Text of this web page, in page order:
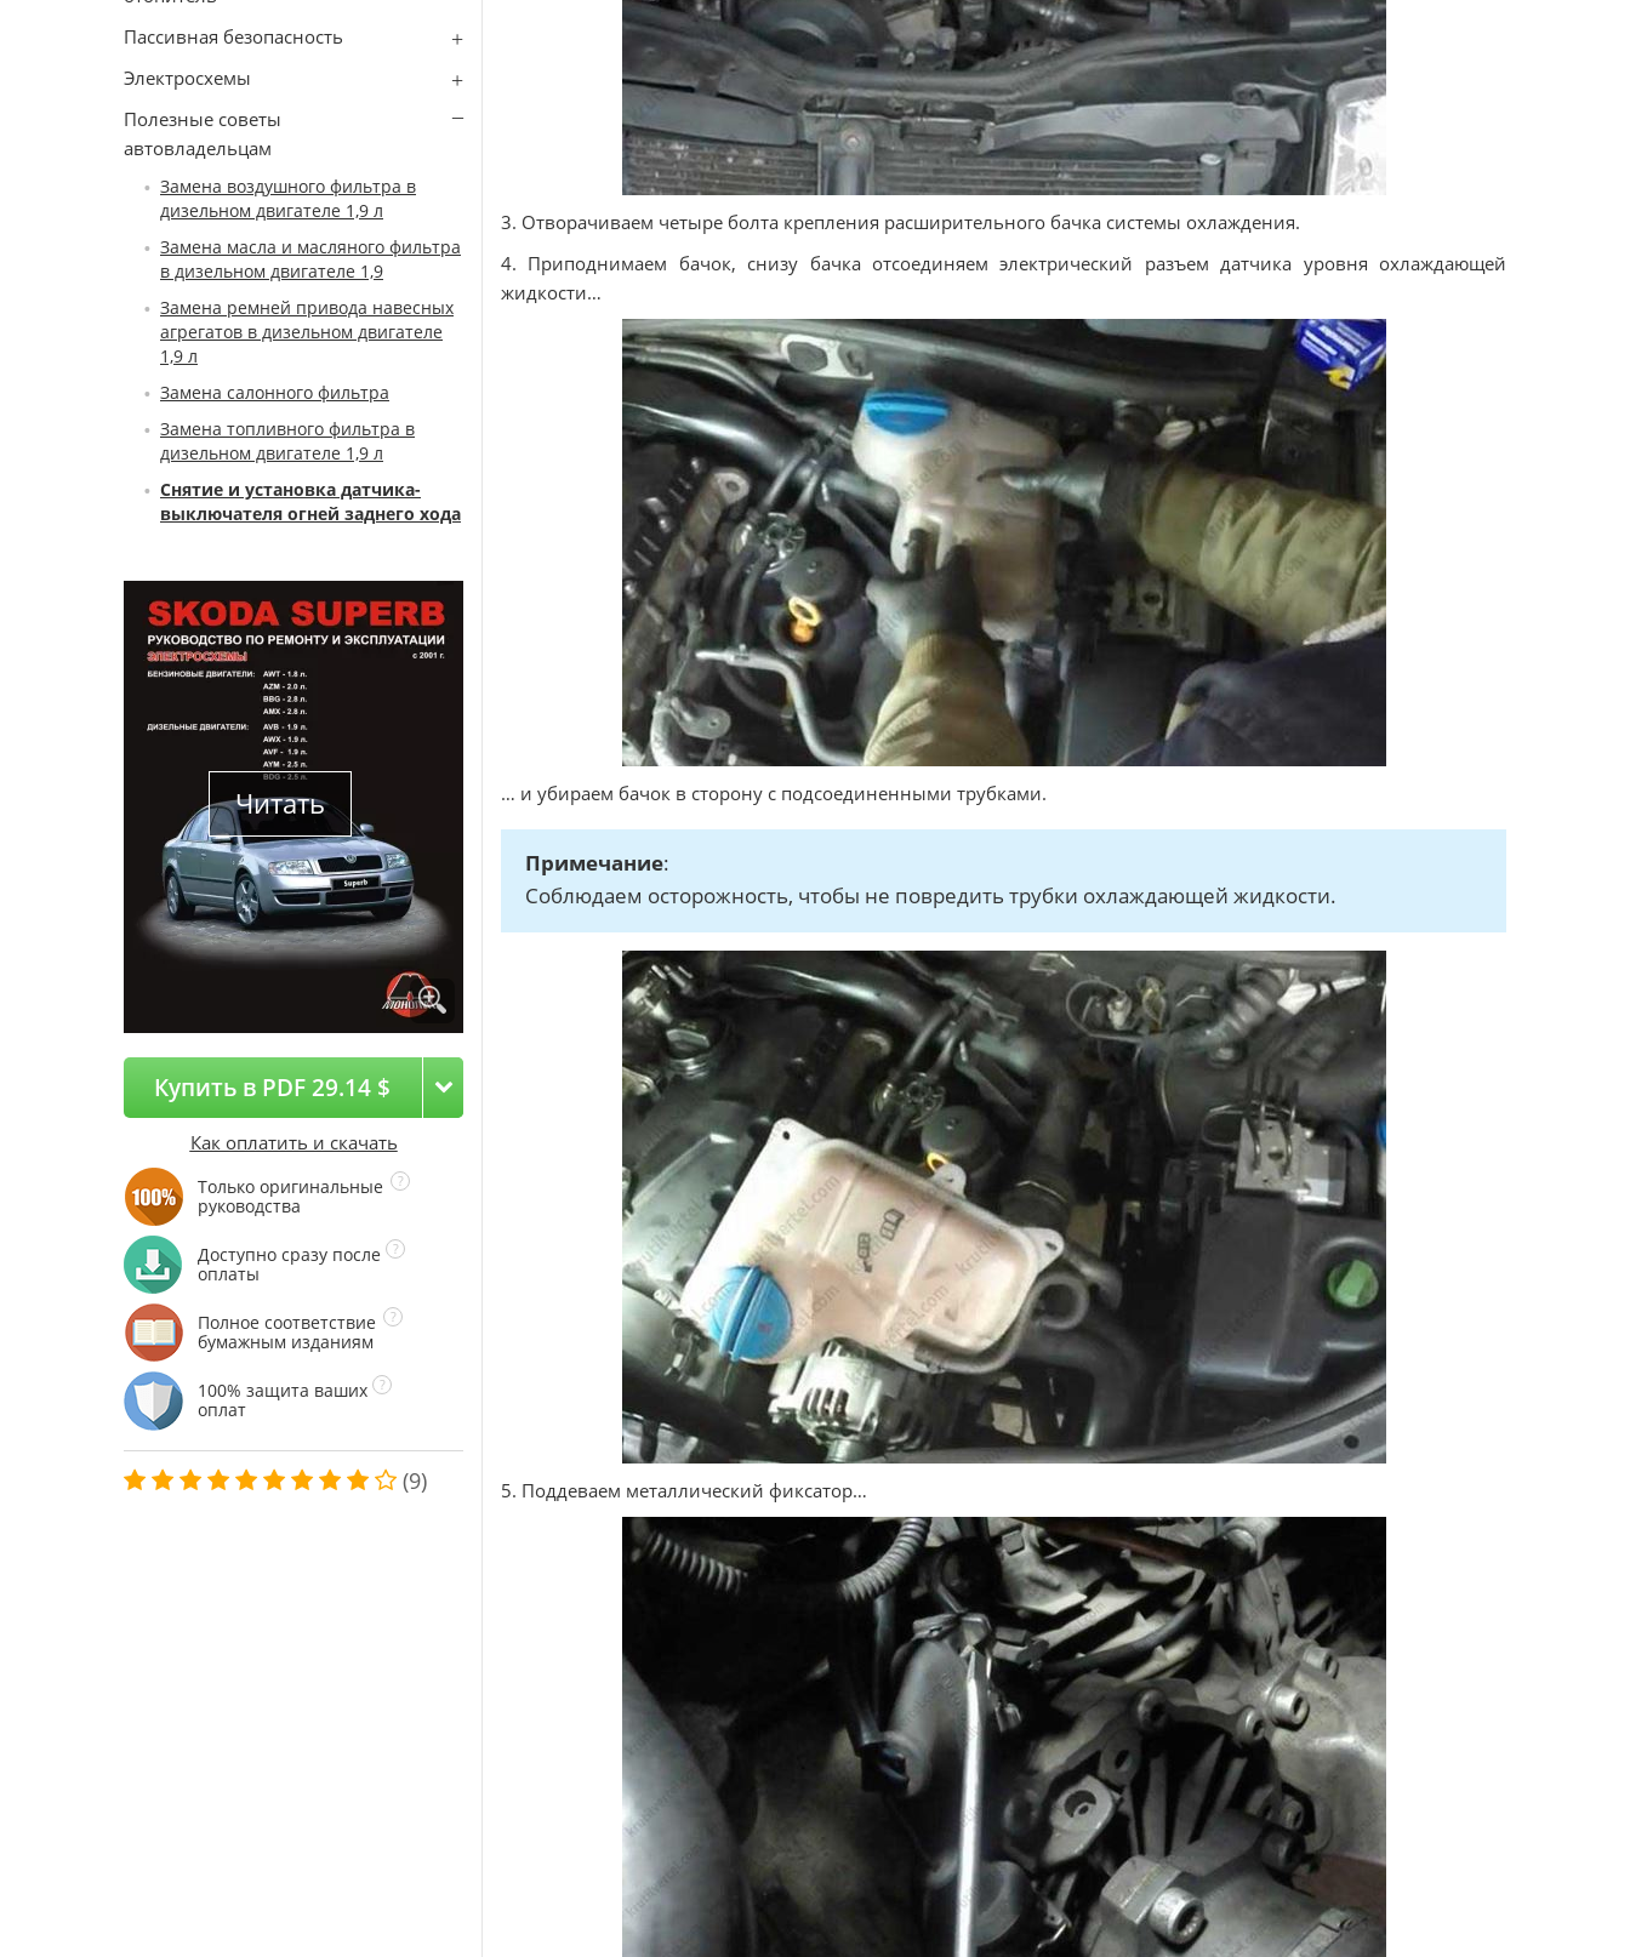
Пассивная безопасность
Электросхемы
Полезные советы
автовладельцам
Замена воздушного фильтра в
дизельном двигателе 1,9 л
Замена масла и масляного фильтра
в дизельном двигателе 1,9
Замена ремней привода навесных
агрегатов в дизельном двигателе
1,9 л
Замена салонного фильтра
Замена топливного фильтра в
дизельном двигателе 1,9 л
Снятие и установка датчика-
выключателя огней заднего хода
Читать
Купить в PDF 29.14 $
Как оплатить и скачать
Только оригинальные
руководства
Доступно сразу после
оплаты
Полное соответствие
бумажным изданиям
100% защита ваших
оплат
(9)
3. Отворачиваем четыре болта крепления расширительного бачка системы охлаждения.
4. Приподнимаем бачок, снизу бачка отсоединяем электрический разъем датчика уровня охлаждающей
жидкости…
… и убираем бачок в сторону с подсоединенными трубками.
Примечание:
Соблюдаем осторожность, чтобы не повредить трубки охлаждающей жидкости.
5. Поддеваем металлический фиксатор…